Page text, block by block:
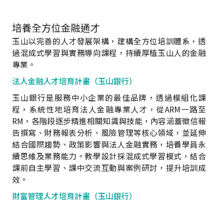
培養全方位金融通才
玉山以完善的人才發展架構，建構全方位培訓體系，透
過混成式學習與實務導向課程，持續厚植玉山人的金融
專業。
法人金融人才培育計畫（玉山銀行）
玉山銀行是服務中小企業的最佳品牌，透過模組化課
程，系統性地培育法人金融專業人才，從ARM一路至
RM，各階段逐步精進相關知識與技能，內容涵蓋徵信報
告撰寫、財務報表分析、風險管理等核心領域，並延伸
結合國際趨勢、政策影響與法人金融實務，培養學員永
續思維及業務能力。教學設計採混成式學習模式，結合
課前自主學習、課中交流互動與案例研討，提升培訓成
效。
財富管理人才培育計畫（玉山銀行）